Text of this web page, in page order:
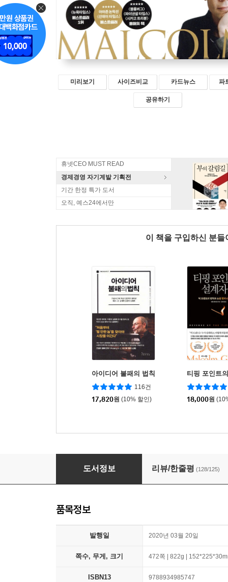
미리보기 사이즈비교 카드뉴스 파
공유하기
휴넷CEO MUST READ
경제경영 자기계발 기획전
기간 한정 특가 도서
오직, 예스24에서만
이 책을 구입하신 분
아이디어 불패의 법칙
116건
17,820원 (10% 할인)
티핑 포인트
18,000원
타인의 해석
도서정보 리뷰/한줄평 (128/125)
품목정보
발행일 2020년 03월 20일
쪽수, 무게, 크기 472쪽 | 822g |
ISBN13 9788934985747